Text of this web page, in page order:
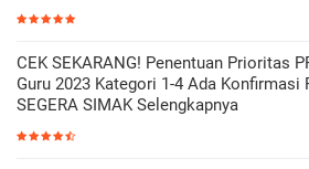
CEK SEKARANG! Penentuan Prioritas
Guru 2023 Kategori 1-4 Ada Konfirmasi
SEGERA SIMAK Selengkapnya